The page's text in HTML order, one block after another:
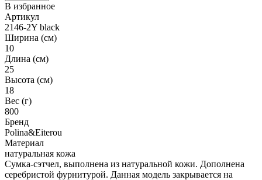
В избранное
Артикул
2146-2Y black
Ширина (см)
10
Длина (см)
25
Высота (см)
18
Вес (г)
800
Бренд
Polina&Eiterou
Материал
натуральная кожа
Сумка-сэтчел, выполнена из натуральной кожи. Дополнена
серебристой фурнитурой. Данная модель закрывается на